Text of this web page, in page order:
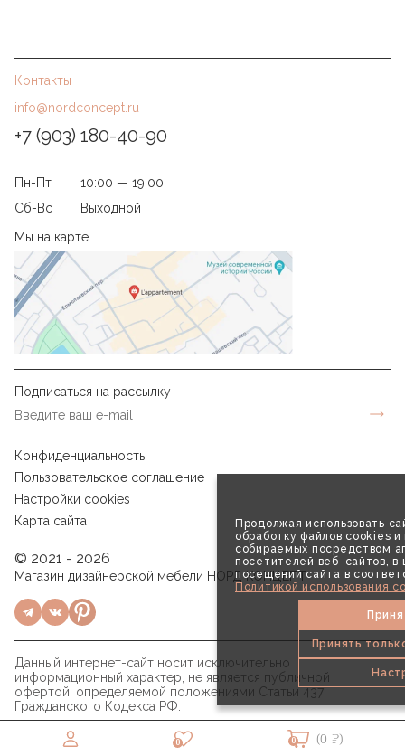
Продолжая использовать
обработку файлов cookies и
собираемых посредством
посетителей веб-сайтов, в
посещений сайта в
Политикой использования
Принять
0 0 (0 ₽)
Контакты
info@nordconcept.ru
+7 (903) 180-40-90
Пн-Пт
10:00 — 19.00
Сб-Вс
Выходной
Мы на карте
Подписаться на рассылку
Конфиденциальность
Пользовательское соглашение
Настройки cookies
Карта сайта
© 2021 - 2026
Магазин дизайнерской мебели НОРД КОНЦЕПТ
Данный интернет-сайт носит исключительно
информационный характер, не является публичной
офертой, определяемой положениями Статьи 437
Гражданского Кодекса РФ.